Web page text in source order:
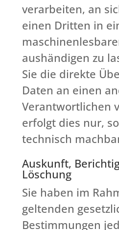
verarbeiten, an
einen Dritten in
aushändigen zu
Sie die direkte
Daten an einen
Verantwortlichen
erfolgt dies nur,
technisch
Auskunft,
Löschung
Sie haben im
geltenden
Bestimmungen